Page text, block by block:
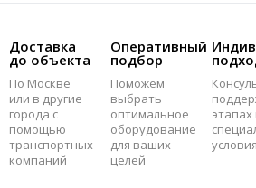
Доставка
до объекта
По Москве
или в другие
города с
помощью
транспортных
компаний
Оперативный
подбор
Поможем
выбрать
оптимальное
оборудование
для ваших
целей
этапах